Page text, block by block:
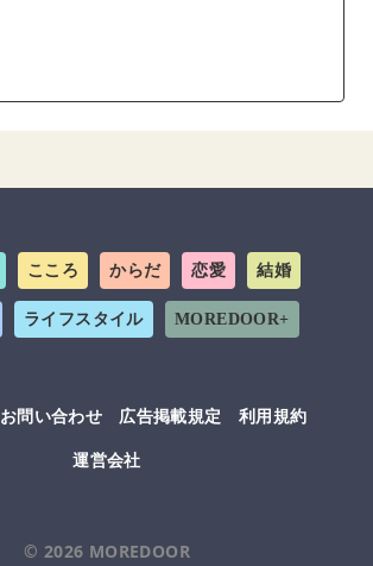
こころ からだ 恋愛 結婚
ライフスタイル MOREDOOR+
お問い合わせ 広告掲載規定
利用規約
運営会社
© 2026 MOREDOOR